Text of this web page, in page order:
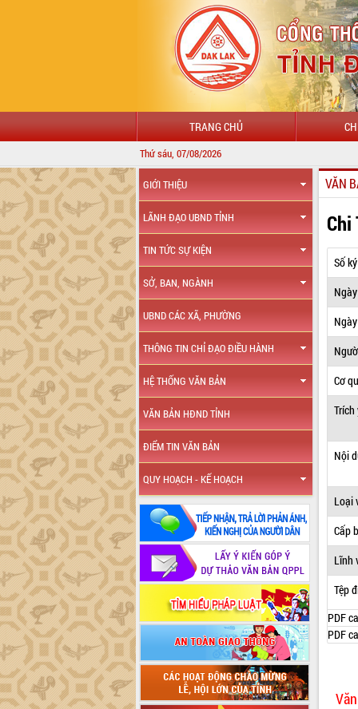
TRANG CHỦ
Thứ sáu, 07/08/2026
GIỚI THIỆU
LÃNH ĐẠO UBND TỈNH
TIN TỨC SỰ KIỆN
SỞ, BAN, NGÀNH
UBND CÁC XÃ, PHƯỜNG
THÔNG TIN CHỈ ĐẠO ĐIỀU HÀNH
HỆ THỐNG VĂN BẢN
VĂN BẢN HĐND TỈNH
ĐIỂM TIN VĂN BẢN
QUY HOẠCH - KẾ HOẠCH
VĂN
Chi
Số
Cơ
Trích
Nội
Loại
Cấp
Lĩnh
Tệp
PDF
PDF